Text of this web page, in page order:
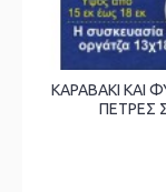
ΚΑΡΑΒΑΚΙ ΚΑΙ
ΠΕΤΡΕΣ